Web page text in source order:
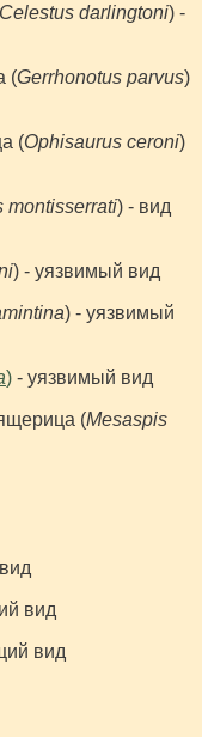
Celestus darlingtoni) -
(Gerrhonotus parvus)
(Ophisaurus ceroni)
montisserrati) - вид
) - уязвимый вид
) - уязвимый
) - уязвимый вид
(Mesaspis
вид
вид